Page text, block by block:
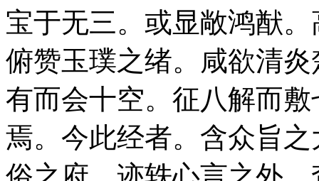
宝于无三。或显敞鸿猷
俯赞玉璞之绪。咸欲清
有而会十空。征八解而
焉。今此经者。含众旨